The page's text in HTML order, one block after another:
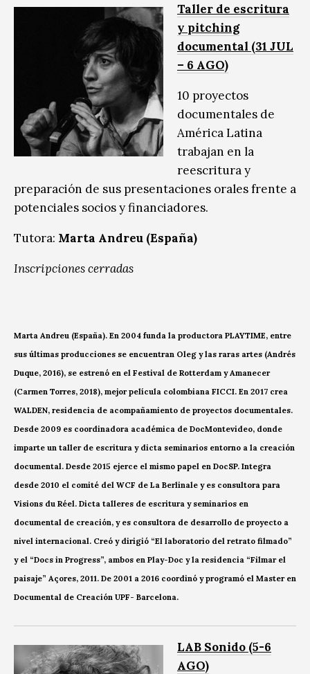
Taller de escritura
y pitching
documental (31 JUL
– 6 AGO)
10 proyectos
documentales de
América Latina
trabajan en la
reescritura y
preparación de sus presentaciones orales frente a
potenciales socios y financiadores.
Tutora: Marta Andreu (España)
Inscripciones cerradas
Marta Andreu (España). En 2004 funda la productora PLAYTIME, entre
sus últimas producciones se encuentran Oleg y las raras artes (Andrés
Duque, 2016), se estrenó en el Festival de Rotterdam y Amanecer
(Carmen Torres, 2018), mejor película colombiana FICCI. En 2017 crea
WALDEN, residencia de acompañamiento de proyectos documentales.
Desde 2009 es coordinadora académica de DocMontevideo, donde
imparte un taller de escritura y dicta seminarios entorno a la creación
documental. Desde 2015 ejerce el mismo papel en DocSP. Integra
desde 2010 el comité del WCF de La Berlinale y es consultora para
Visions du Réel. Dicta talleres de escritura y seminarios en
documental de creación, y es consultora de desarrollo de proyecto a
nivel internacional. Creó y dirigió “El laboratorio del retrato filmado”
y el “Docs in Progress”, ambos en Play-Doc y la residencia “Filmar el
paisaje” Açores, 2011. De 2001 a 2016 coordinó y programó el Master en
Documental de Creación UPF- Barcelona.
LAB Sonido (5-6
AGO)